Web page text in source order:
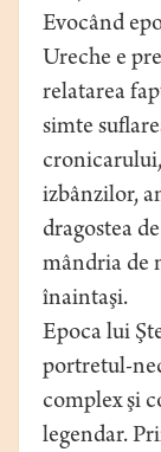
Evocând
Ureche e
relatarea
simte
izbânzilor,
dragostea
mândria de
înaintaşi.
Epoca lui
portretul-
complex şi
legendar.